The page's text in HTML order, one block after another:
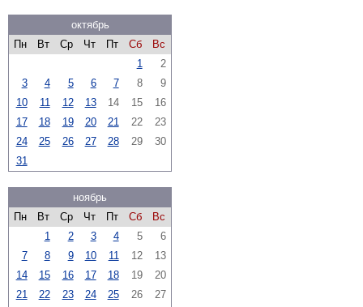
октябрь
Пн
Вт Ср Чт Пт Сб
Вс
1
2
3
4 5 6 7 8
9
10
11 12 13 14 15
16
17
18 19 20 21 22
23
24
25 26 27 28 29
30
31
ноябрь
Пн
Вт Ср Чт Пт Сб
Вс
1
2 3 4 5
6
7
8 9 10 11 12
13
14
15 16 17 18 19
20
21
22 23 24 25 26
27